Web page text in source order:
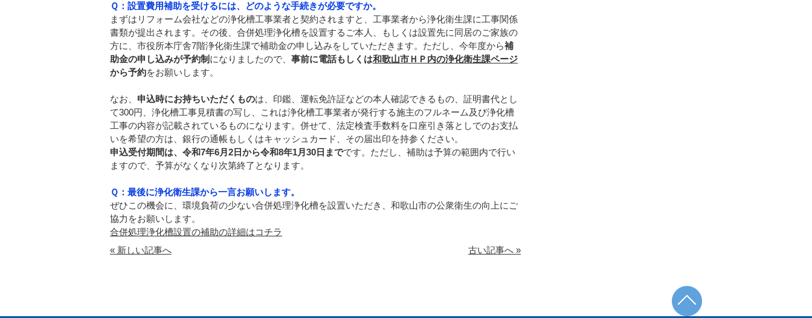
Ｑ：設置費用補助を受けるには、どのような手続きが必要ですか。
まずはリフォーム会社などの浄化槽工事業者と契約されますと、工事業者から浄化衛生課に工事関係
書類が提出されます。その後、合併処理浄化槽を設置するご本人、もしくは設置先に同居のご家族の
方に、市役所本庁舎7階浄化衛生課で補助金の申し込みをしていただきます。ただし、今年度から補
助金の申し込みが予約制 になりましたので、 事前に電話もしくは和歌山市ＨＰ内の浄化衛生課ページ
から予約をお願いします。
なお、 申込時にお持ちいただくものは、印鑑、運転免許証などの本人確認できるもの、証明書代とし
て300円、浄化槽工事見積書の写し、これは浄化槽工事業者が発行する施主のフルネーム及び浄化槽
工事の内容が記載されているものになります。併せて、法定検査手数料を口座引き落としでのお支払
いを希望の方は、銀行の通帳もしくはキャッシュカード、その届出印を持参ください。
申込受付期間は、令和7年6月2日から令和8年1月30日までです。ただし、補助は予算の範囲内で行い
ますので、予算がなくなり次第終了となります。
Ｑ：最後に浄化衛生課から一言お願いします。
ぜひこの機会に、環境負荷の少ない合併処理浄化槽を設置いただき、和歌山市の公衆衛生の向上にご
協力をお願いします。
合併処理浄化槽設置の補助の詳細はコチラ
« 新しい記事へ
古い記事へ »